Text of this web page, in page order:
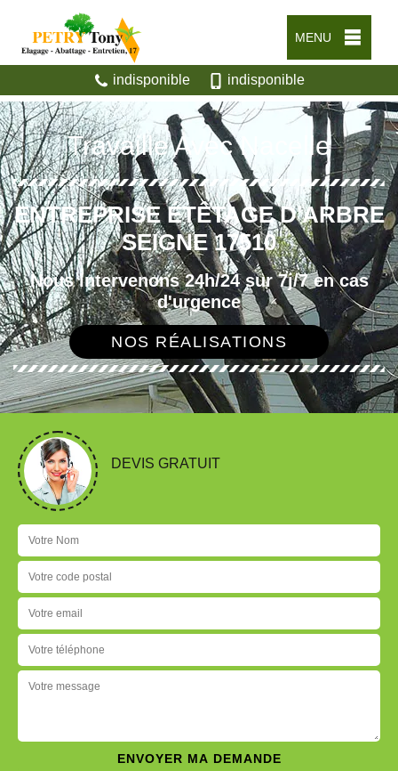
MENU
indisponible indisponible
Travaille Avec Nacelle
ENTREPRISE ÉTÊTAGE D'ARBRE
SEIGNE 17510
Nous intervenons 24h/24 sur 7j/7 en cas
d'urgence
NOS RÉALISATIONS
DEVIS GRATUIT